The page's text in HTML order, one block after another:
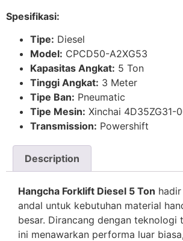
Spesifikasi:
Tipe: Diesel
Model: CPCD50-A2XG53
Kapasitas Angkat: 5 Ton
Tinggi Angkat: 3 Meter
Tipe Ban: Pneumatic
Tipe Mesin: Xinchai 4D35ZG31-
Transmission: Powershift
Description
Hangcha Forklift Diesel 5 Ton
andal untuk kebutuhan material
besar. Dirancang dengan
ini menawarkan performa luar